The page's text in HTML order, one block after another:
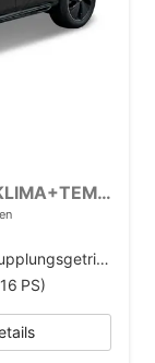
Classic Selection KAMERA+SHZ+KLIMA+TEMPOMAT+LED+16" LM
Doppelkupplungsgetriebe (DSG)
PS)